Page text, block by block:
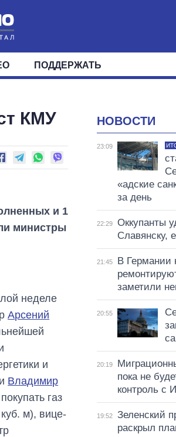
МИР
ОКРУГА
ПОДДЕРЖАТЬ
КМУ
и 1
министры
неделе
Арсений
и
Владимир
газ
м), вице-
НОВОСТИ
23:09
«адские
за день
22:29
Оккупанты
Славянску,
21:45
В Германии
заметили
20:55
20:19
пока не
контроль с
19:52
Зеленский
раскрыл